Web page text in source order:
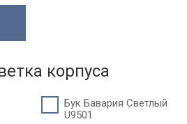
корпуса
Бук Бавария Светлый
U9501